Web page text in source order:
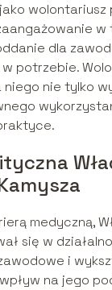
wolontariusz
dla
potrzebie.
niego nie tylko
medyczną,
się w
i
na jego